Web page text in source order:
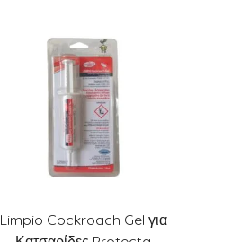
17,00 €.
Limpio Cockroach Gel για